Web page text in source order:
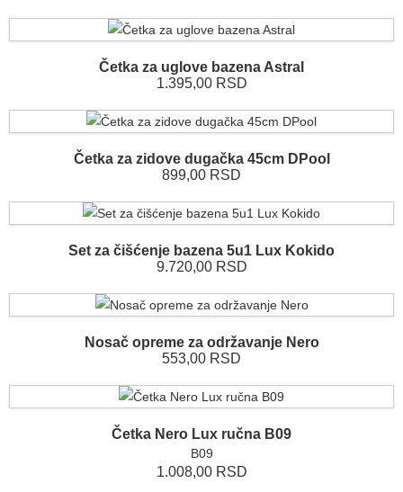
Četka za uglove bazena Astral
1.395,00 RSD
Četka za zidove dugačka 45cm DPool
899,00 RSD
Set za čišćenje bazena 5u1 Lux Kokido
9.720,00 RSD
Nosač opreme za održavanje Nero
553,00 RSD
Četka Nero Lux ručna B09
B09
1.008,00 RSD